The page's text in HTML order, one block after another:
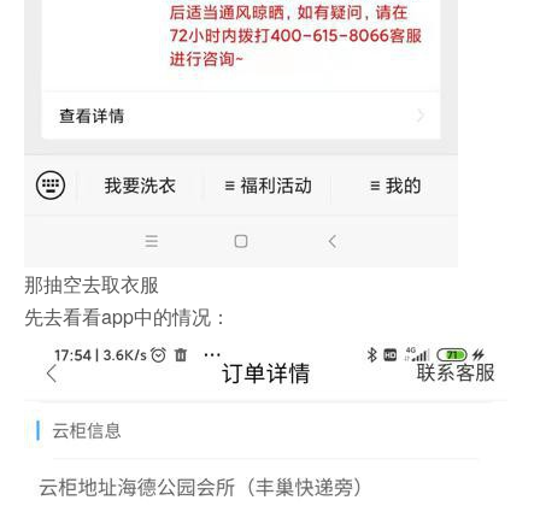
那抽空去取衣服
先去看看app中的情况：